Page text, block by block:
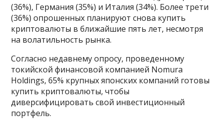
(36%), Германия (35%) и Италия (34%). Более трети
(36%) опрошенных планируют снова купить
криптовалюты в ближайшие пять лет, несмотря
на волатильность рынка.
Согласно недавнему опросу, проведенному
токийской финансовой компанией Nomura
Holdings, 65% крупных японских компаний готовы
купить криптовалюты, чтобы
диверсифицировать свой инвестиционный
портфель.